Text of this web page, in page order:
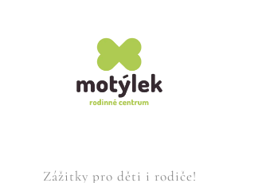
Zážitky pro děti i rodiče!